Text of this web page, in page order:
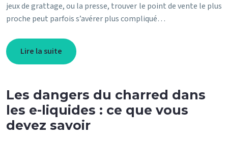
jeux de grattage, ou la presse, trouver le point de vente le plus
proche peut parfois s’avérer plus compliqué…
Lire la suite
Les dangers du charred dans
les e-liquides : ce que vous
devez savoir